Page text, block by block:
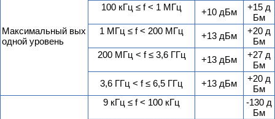
Максимальный вых
одной уровень
100 кГц ≤ f < 1 МГц
+10 дБм
+15 д
Бм
1 МГц ≤ f < 200 МГц
+13 дБм
+20 д
Бм
200 МГц < f ≤ 3,6 ГГц
+13 дБм
+27 д
Бм
3,6 ГГц < f ≤ 6,5 ГГц
+13 дБм
+20 д
Бм
9 кГц ≤ f < 100 кГц
-130 д
Бм